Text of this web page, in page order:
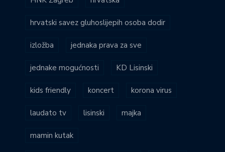
hrvatski savez gluhoslijepih osoba dodir
izložba jednaka prava za sve
jednake mogućnosti KD Lisinski
kids friendly koncert korona virus
laudato tv lisinski majka
mamin kutak